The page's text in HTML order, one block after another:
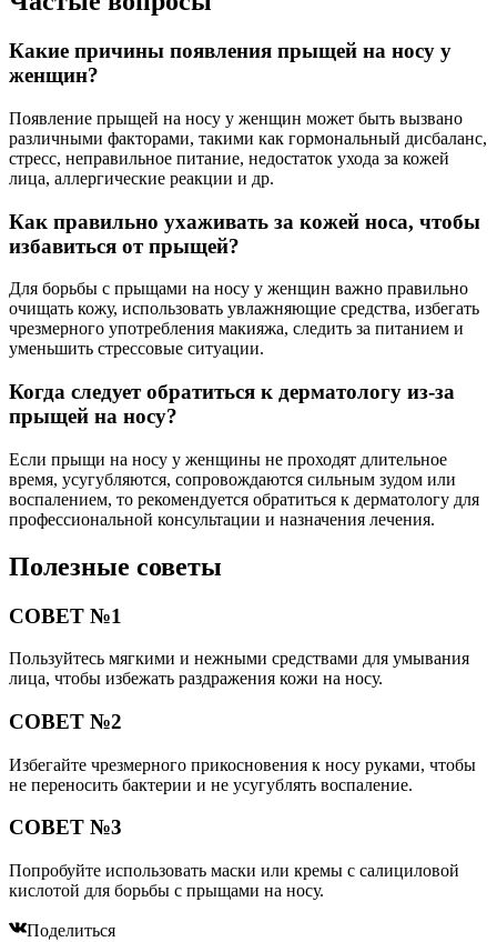
Какие причины появления прыщей на носу у
женщин?
Появление прыщей на носу у женщин может быть вызвано
различными факторами, такими как гормональный дисбаланс,
стресс, неправильное питание, недостаток ухода за кожей
лица, аллергические реакции и др.
Как правильно ухаживать за кожей носа, чтобы
избавиться от прыщей?
Для борьбы с прыщами на носу у женщин важно правильно
очищать кожу, использовать увлажняющие средства, избегать
чрезмерного употребления макияжа, следить за питанием и
уменьшить стрессовые ситуации.
Когда следует обратиться к дерматологу из-за
прыщей на носу?
Если прыщи на носу у женщины не проходят длительное
время, усугубляются, сопровождаются сильным зудом или
воспалением, то рекомендуется обратиться к дерматологу для
профессиональной консультации и назначения лечения.
Полезные советы
СОВЕТ №1
Пользуйтесь мягкими и нежными средствами для умывания
лица, чтобы избежать раздражения кожи на носу.
СОВЕТ №2
Избегайте чрезмерного прикосновения к носу руками, чтобы
не переносить бактерии и не усугублять воспаление.
СОВЕТ №3
Попробуйте использовать маски или кремы с салициловой
кислотой для борьбы с прыщами на носу.
Поделиться